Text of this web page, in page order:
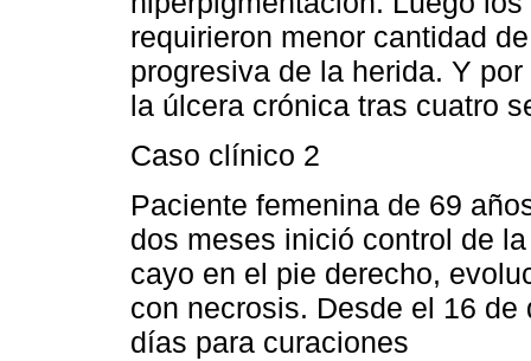
requirieron menor cantidad
progresiva de la herida. Y
la úlcera crónica tras cuatro
Caso clínico 2
Paciente femenina de 69
dos meses inició control de
cayo en el pie derecho,
con necrosis. Desde el 16
días para curaciones